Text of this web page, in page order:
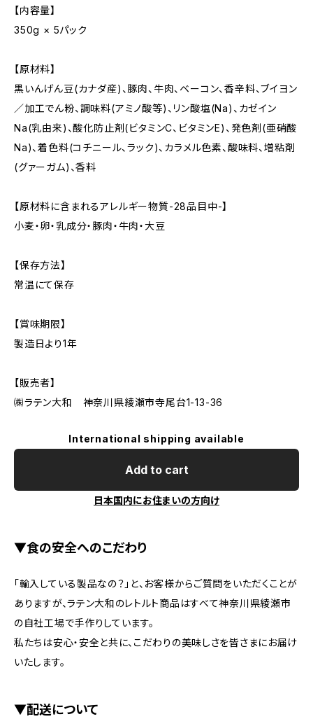
【内容量】
350g × 5パック
【原材料】
黒いんげん豆(カナダ産)、豚肉、牛肉、ベーコン、香辛料、ブイヨン
／加工でん粉、調味料(アミノ酸等)、リン酸塩(Na)、カゼイン
Na(乳由来)、酸化防止剤(ビタミンC、ビタミンE)、発色剤(亜硝酸
Na)、着色料(コチニール、ラック)、カラメル色素、酸味料、増粘剤
(グァーガム)、香料
【原材料に含まれるアレルギー物質-28品目中-】
小麦・卵・乳成分・豚肉・牛肉・大豆
【保存方法】
常温にて保存
【賞味期限】
製造日より1年
【販売者】
㈱ラテン大和 神奈川県綾瀬市寺尾台1-13-36
International shipping available
Add to cart
日本国内にお住まいの方向け
▼食の安全へのこだわり
「輸入している製品なの？」と、お客様からご質問をいただくことが
ありますが、ラテン大和のレトルト商品はすべて神奈川県綾瀬市
の自社工場で手作りしています。
私たちは安心・安全と共に、こだわりの美味しさを皆さまにお届け
いたします。
▼配送について